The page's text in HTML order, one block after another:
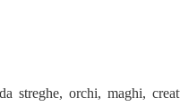
streghe, orchi, maghi,